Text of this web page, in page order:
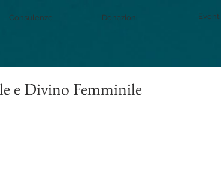
Consulenze Donazioni Eventi
e Divino Femminile